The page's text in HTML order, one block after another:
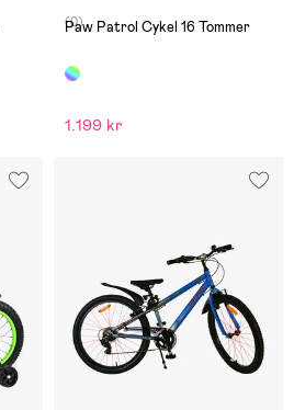
(0)
Paw Patrol Cykel 16 Tommer
1.199 kr